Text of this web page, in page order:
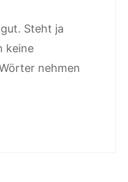
Steht ja
keine
nehmen